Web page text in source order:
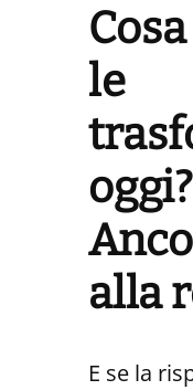
le
oggi?
alla
E se la